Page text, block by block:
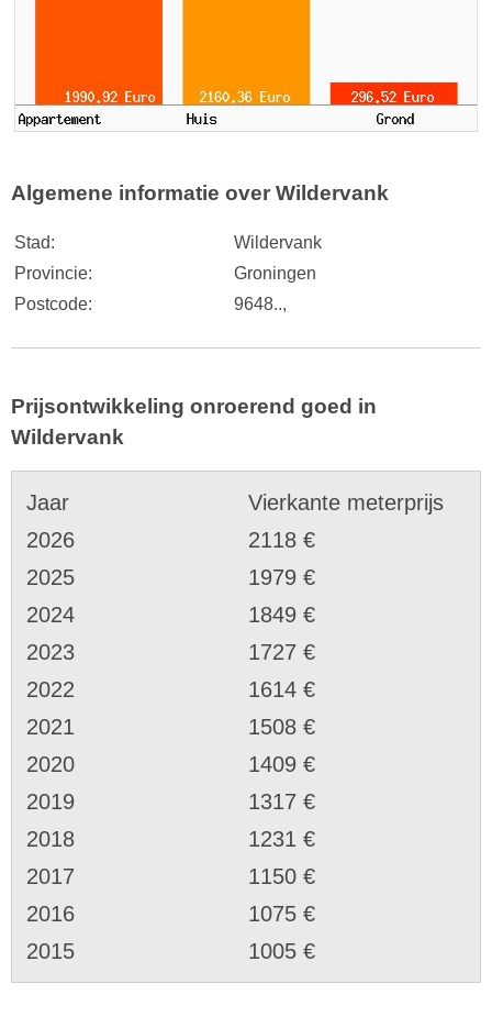
Algemene informatie over Wildervank
Stad:
Wildervank
Provincie:
Groningen
Postcode:
9648..,
Prijsontwikkeling onroerend goed in
Wildervank
Jaar
Vierkante meterprijs
2026
2118 €
2025
1979 €
2024
1849 €
2023
1727 €
2022
1614 €
2021
1508 €
2020
1409 €
2019
1317 €
2018
1231 €
2017
1150 €
2016
1075 €
2015
1005 €